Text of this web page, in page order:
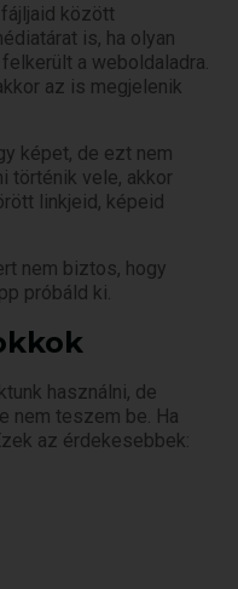
között
is, ha olyan
a weboldaladra.
az is megjelenik
képet, de ezt nem
történik vele, akkor
linkjeid, képeid
nem biztos, hogy
próbáld ki.
használni, de
nem teszem be. Ha
az érdekesebbek: